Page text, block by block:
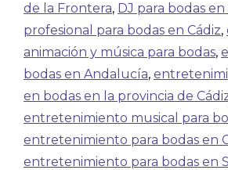
de la Frontera, DJ para bodas en
profesional para bodas en Cádiz,
animación y música para bodas,
bodas en Andalucía,
en bodas en la provincia de
entretenimiento musical para
entretenimiento para bodas en
entretenimiento para bodas en